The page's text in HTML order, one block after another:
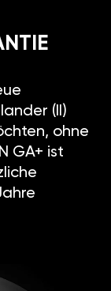
(II)
ohne
GA+ ist